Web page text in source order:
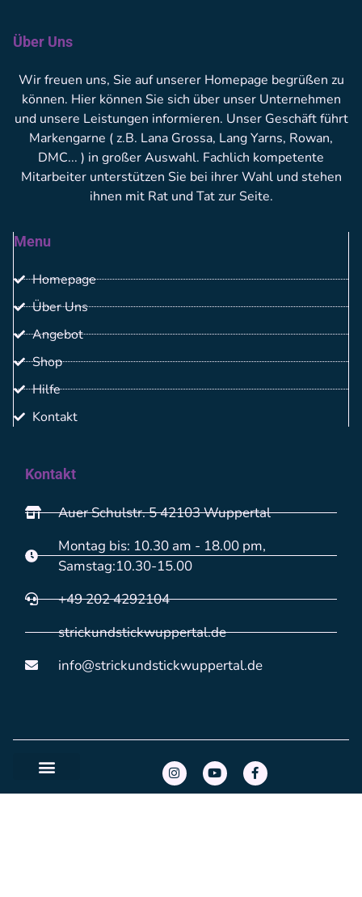
Über Uns
Wir freuen uns, Sie auf unserer Homepage begrüßen zu
können. Hier können Sie sich über unser Unternehmen
und unsere Leistungen informieren. Unser Geschäft führt
Markengarne ( z.B. Lana Grossa, Lang Yarns, Rowan,
DMC... ) in großer Auswahl. Fachlich kompetente
Mitarbeiter unterstützen Sie bei ihrer Wahl und stehen
ihnen mit Rat und Tat zur Seite.
Menu
Homepage
Über Uns
Angebot
Shop
Hilfe
Kontakt
Kontakt
Auer Schulstr. 5 42103 Wuppertal
Montag bis: 10.30 am - 18.00 pm,
Samstag:10.30-15.00
+49 202 4292104
strickundstickwuppertal.de
info@strickundstickwuppertal.de